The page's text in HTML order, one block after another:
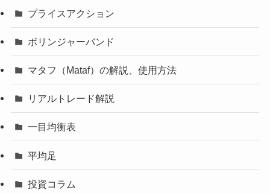
プライスアクション
ボリンジャーバンド
マタフ（Mataf）の解説、使用方法
リアルトレード解説
一目均衡表
平均足
投資コラム